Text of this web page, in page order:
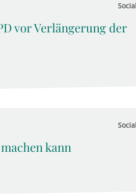
vor Verlängerung der
kann